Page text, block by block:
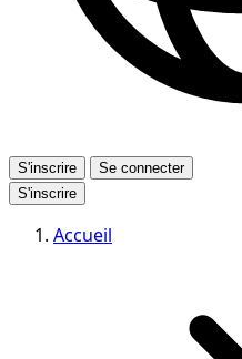
S'inscrire
Se connecter
S'inscrire
Accueil